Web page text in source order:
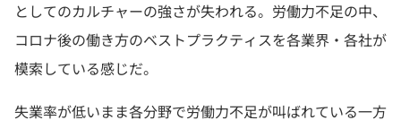
としてのカルチャーの強さが失われる。労働力不足の中、
コロナ後の働き方のベストプラクティスを各業界・各社が
模索している感じだ。
失業率が低いまま各分野で労働力不足が叫ばれている一方